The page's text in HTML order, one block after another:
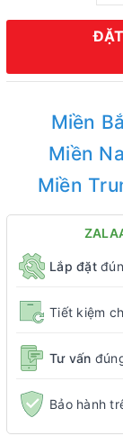
Miền
Miền
Miền
Lắp đặt
Tiết kiệm
Tư vấn
Bảo hành